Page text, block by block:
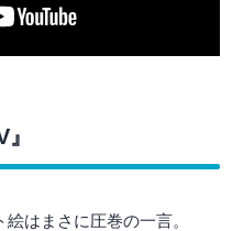
はまさに圧巻の一言。